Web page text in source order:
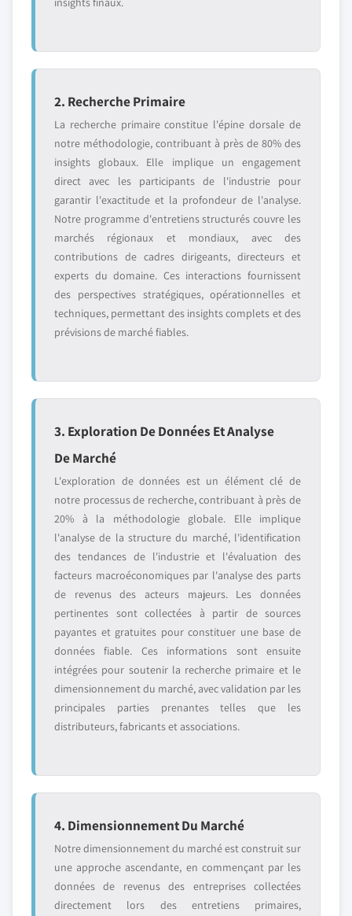
2. Recherche Primaire
La recherche primaire constitue l'épine dorsale de
notre méthodologie, contribuant à près de 80% des
insights globaux. Elle implique un engagement
direct avec les participants de l'industrie pour
garantir l'exactitude et la profondeur de l'analyse.
Notre programme d'entretiens structurés couvre les
marchés régionaux et mondiaux, avec des
contributions de cadres dirigeants, directeurs et
experts du domaine. Ces interactions fournissent
des perspectives stratégiques, opérationnelles et
techniques, permettant des insights complets et des
prévisions de marché fiables.
3. Exploration De Données Et Analyse
De Marché
L'exploration de données est un élément clé de
notre processus de recherche, contribuant à près de
20% à la méthodologie globale. Elle implique
l'analyse de la structure du marché, l'identification
des tendances de l'industrie et l'évaluation des
facteurs macroéconomiques par l'analyse des parts
de revenus des acteurs majeurs. Les données
pertinentes sont collectées à partir de sources
payantes et gratuites pour constituer une base de
données fiable. Ces informations sont ensuite
intégrées pour soutenir la recherche primaire et le
dimensionnement du marché, avec validation par les
principales parties prenantes telles que les
distributeurs, fabricants et associations.
4. Dimensionnement Du Marché
Notre dimensionnement du marché est construit sur
une approche ascendante, en commençant par les
données de revenus des entreprises collectées
directement lors des entretiens primaires,